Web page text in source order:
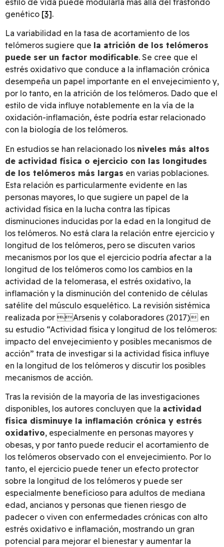
genético [3].
La variabilidad en la tasa de acortamiento de los
telómeros sugiere que la atrición de los telómeros
puede ser un factor modificable. Se cree que el
estrés oxidativo que conduce a la inflamación crónica
desempeña un papel importante en el envejecimiento y,
por lo tanto, en la atrición de los telómeros. Dado que el
estilo de vida influye notablemente en la vía de la
oxidación-inflamación, éste podría estar relacionado
con la biología de los telómeros.
En estudios se han relacionado los niveles más altos
de actividad física o ejercicio con las longitudes
de los telómeros más largas en varias poblaciones.
Esta relación es particularmente evidente en las
personas mayores, lo que sugiere un papel de la
actividad física en la lucha contra las típicas
disminuciones inducidas por la edad en la longitud de
los telómeros. No está clara la relación entre ejercicio y
longitud de los telómeros, pero se discuten varios
mecanismos por los que el ejercicio podría afectar a la
longitud de los telómeros como los cambios en la
actividad de la telomerasa, el estrés oxidativo, la
inflamación y la disminución del contenido de células
satélite del músculo esquelético. La revisión sistémica
realizada por Arsenis y colaboradores (2017) en
su estudio “Actividad física y longitud de los telómeros:
impacto del envejecimiento y posibles mecanismos de
acción” trata de investigar si la actividad física influye
en la longitud de los telómeros y discutir los posibles
mecanismos de acción.
Tras la revisión de la mayoría de las investigaciones
disponibles, los autores concluyen que la actividad
física disminuye la inflamación crónica y estrés
oxidativo, especialmente en personas mayores y
obesas, y por tanto puede reducir el acortamiento de
los telómeros observado con el envejecimiento. Por lo
tanto, el ejercicio puede tener un efecto protector
sobre la longitud de los telómeros y puede ser
especialmente beneficioso para adultos de mediana
edad, ancianos y personas que tienen riesgo de
padecer o viven con enfermedades crónicas con alto
estrés oxidativo e inflamación, mostrando un gran
potencial para mejorar el bienestar y aumentar la